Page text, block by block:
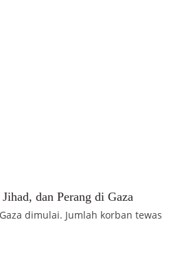
dan Perang di Gaza
dimulai. Jumlah korban tewas